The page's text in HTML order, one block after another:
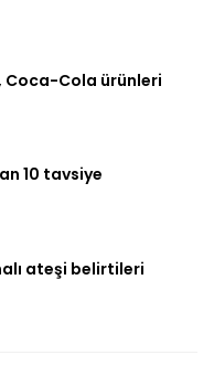
Cola ürünleri
10 tavsiye
ateşi belirtileri